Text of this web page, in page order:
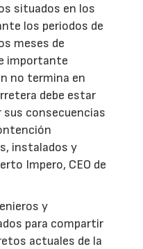
situados en los
los periodos de
meses de
importante
no termina en
debe estar
sus consecuencias
instalados y
Impero, CEO de
y
para compartir
actuales de la